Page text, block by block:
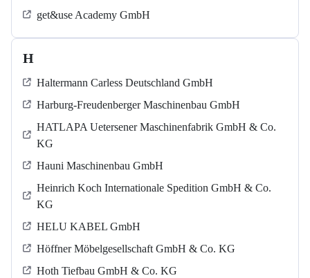
get&use Academy GmbH
H
Haltermann Carless Deutschland GmbH
Harburg-Freudenberger Maschinenbau GmbH
HATLAPA Uetersener Maschinenfabrik GmbH & Co.
KG
Hauni Maschinenbau GmbH
Heinrich Koch Internationale Spedition GmbH & Co.
KG
HELU KABEL GmbH
Höffner Möbelgesellschaft GmbH & Co. KG
Hoth Tiefbau GmbH & Co. KG